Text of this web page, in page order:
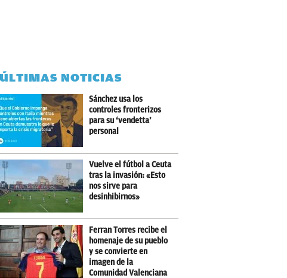
ÚLTIMAS NOTICIAS
Sánchez usa los
controles fronterizos
para su ‘vendetta’
personal
Vuelve el fútbol a Ceuta
tras la invasión: «Esto
nos sirve para
desinhibirnos»
Ferran Torres recibe el
homenaje de su pueblo
y se convierte en
imagen de la
Comunidad Valenciana